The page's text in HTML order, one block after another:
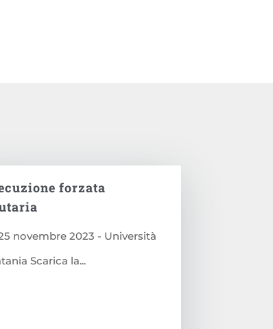
forzata
novembre 2023 - Università
Scarica la...